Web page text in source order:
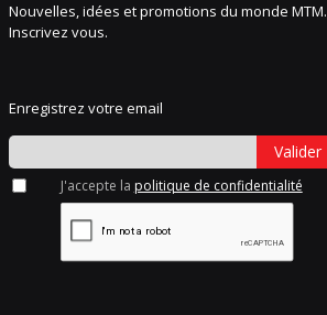
Nouvelles, idées et promotions du monde MTM.
Inscrivez vous.
Enregistrez votre email
Valider
J'accepte la politique de confidentialité